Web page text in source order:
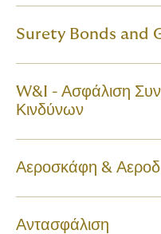
Surety Bonds and
W&I - Ασφάλιση
Κινδύνων
Αεροσκάφη &
Αντασφάλιση